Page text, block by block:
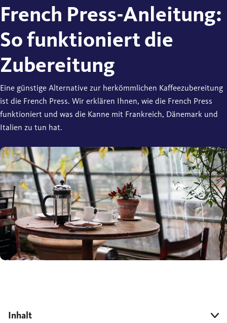
French Press-Anleitung:
So funktioniert die
Zubereitung
Eine günstige Alternative zur herkömmlichen Kaffeezubereitung
ist die French Press. Wir erklären Ihnen, wie die French Press
funktioniert und was die Kanne mit Frankreich, Dänemark und
Italien zu tun hat.
Inhalt